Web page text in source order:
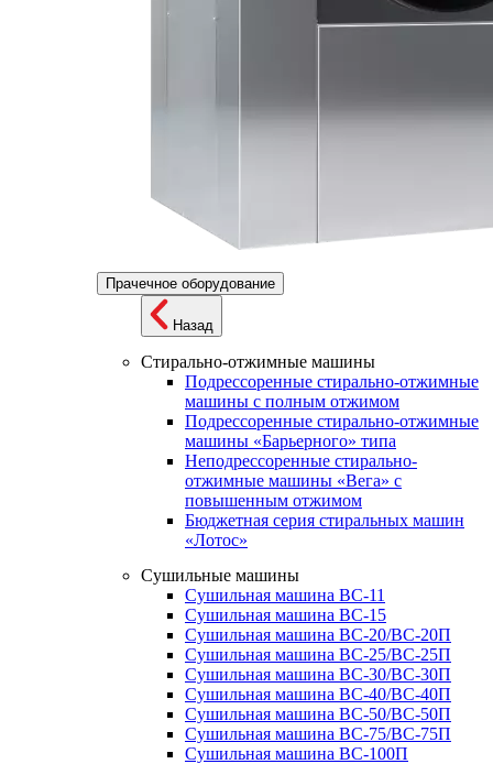
Прачечное оборудование
Назад
Стирально-отжимные машины
Подрессоренные стирально-отжимные
машины с полным отжимом
Подрессоренные стирально-отжимные
машины «Барьерного» типа
Неподрессоренные стирально-
отжимные машины «Вега» с
повышенным отжимом
Бюджетная серия стиральных машин
«Лотос»
Сушильные машины
Сушильная машина ВС-11
Сушильная машина ВС-15
Сушильная машина ВС-20/ВС-20П
Сушильная машина ВС-25/ВС-25П
Сушильная машина ВС-30/ВС-30П
Сушильная машина ВС-40/ВС-40П
Сушильная машина ВС-50/ВС-50П
Сушильная машина ВС-75/ВС-75П
Сушильная машина ВС-100П